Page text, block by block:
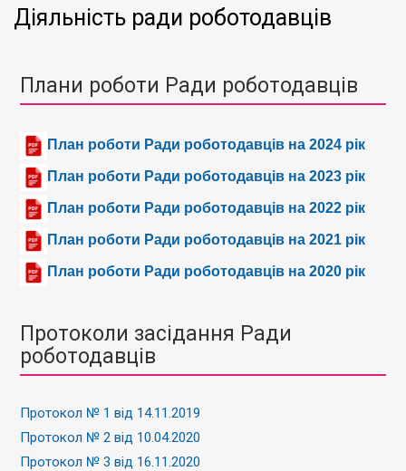
Діяльність ради роботодавців
Плани роботи Ради роботодавців
План роботи Ради роботодавців на 2024 рік
План роботи Ради роботодавців на 2023 рік
План роботи Ради роботодавців на 2022 рік
План роботи Ради роботодавців на 2021 рік
План роботи Ради роботодавців на 2020 рік
Протоколи засідання Ради
роботодавців
Протокол № 1 від 14.11.2019
Протокол № 2 від 10.04.2020
Протокол № 3 від 16.11.2020